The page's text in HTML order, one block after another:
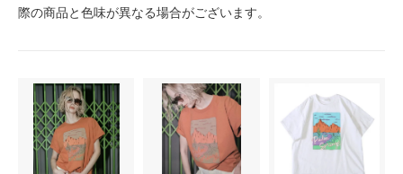
際の商品と色味が異なる場合がございます。